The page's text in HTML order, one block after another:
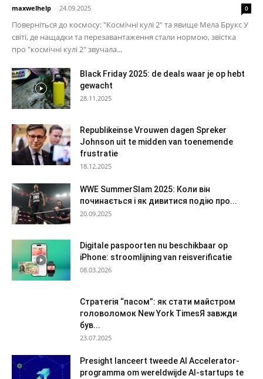
maxwelhelp - 24.09.2025 0
Поверніться до космосу: "Космічні кулі 2" та явище Мела Брукс У
світі, де нащадки та перезавантаження стали нормою, звістка
про "космічні кулі 2" звучала...
Black Friday 2025: de deals waar je op hebt
gewacht
28.11.2025
Republikeinse Vrouwen dagen Spreker
Johnson uit te midden van toenemende
frustratie
18.12.2025
WWE SummerSlam 2025: Коли він
починається і як дивитися подію про...
20.09.2025
Digitale paspoorten nu beschikbaar op
iPhone: stroomlijning van reisverificatie
08.03.2026
Стратегія “пасом”: як стати майстром
головоломок New York TimesЯ завжди
був...
23.07.2025
Presight lanceert tweede AI Accelerator-
programma om wereldwijde AI-startups te